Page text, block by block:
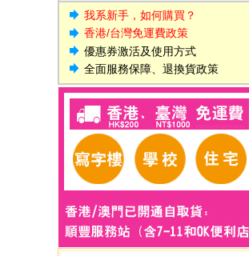
我系新手，如何購買？
香港/台灣免運費政策
優惠券激活及使用方式
全面服務保障、退換貨政策